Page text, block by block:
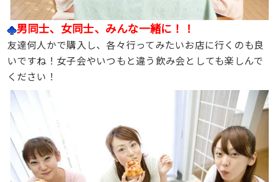
男同士、女同士、みんな一緒に！！
友達何人かで購入し、各々行ってみたいお店に行くのも良
いですね！女子会やいつもと違う飲み会としても楽しんで
ください！